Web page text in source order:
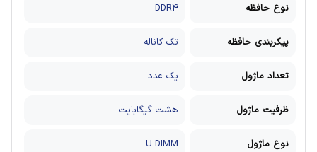
نوع حافظه DDR4
پیکربندی حافظه تک کاناله
تعداد ماژول یک عدد
ظرفیت ماژول هشت گیگابایت
نوع ماژول U-DIMM